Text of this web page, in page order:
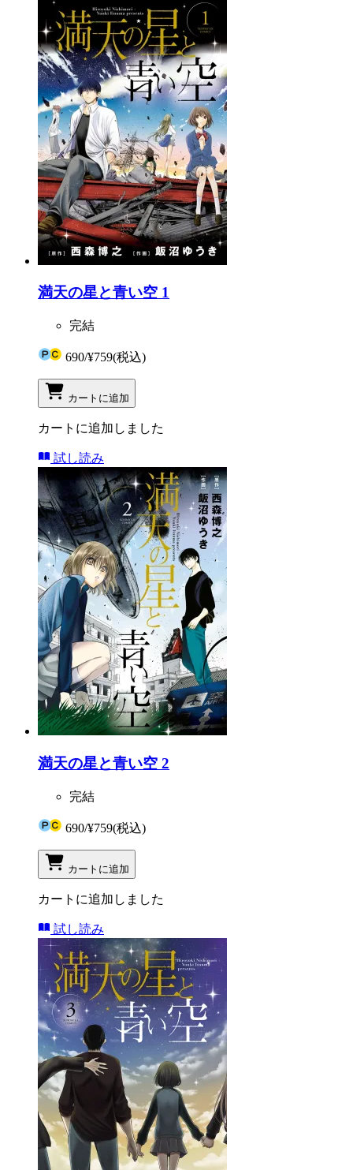
満天の星と青い空 1
完結
690/¥759(税込)
カートに追加
カートに追加しました
試し読み
満天の星と青い空 2
完結
690/¥759(税込)
カートに追加
カートに追加しました
試し読み